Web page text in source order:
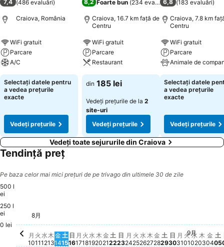
7,4 (486 evaluări)
Craiova, România
WiFi gratuit
Parcare
A/C
Selectați datele pentru
a vedea prețurile
exacte
Vedeți prețurile
8,2 Foarte bun (234 evaluări)
Craiova, 16.7 km faţă de
Centru
WiFi gratuit
Parcare
Restaurant
din 185 lei
Vedeți prețurile de la 2
site-uri
Vedeți prețurile
6,8 (183 evaluări)
Craiova, 7.8 km
Centru
WiFi gratuit
Parcare
Animale de
Selectați datele
a vedea prețurile
exacte
Vedeți prețurile
Vedeți toate sejururile din Craiova
Tendință preț
Pe baza celor mai mici prețuri de pe trivago din ultimele 30 de zile
500 l
ei
250 l
ei
0 lei
月, 8月 10
410 lei
8月
月
10
火, 8月 11
Nu există preț disponibil pentru această dată
火
11
水, 8月 12
Nu există preț disponibil pentru această dată
水
12
木, 8月 13
Nu există preț disponibil pentru această dată
木
13
金, 8月 14
Nu există preț disponibil pentru această
金
14
土
15
日
16
月
17
火, 8月 18
Nu există preț disponibil pentru
火
18
水, 8月 19
Nu există preț disponibil pentru
水
19
木, 8月 20
Nu există preț disponibil pentru
木
20
金, 8月 21
Nu există preț disponibil
金
21
土
22
日
23
月
24
火, 8月 25
Nu există preț
火
25
水, 8月 26
Nu există preț
水
26
木, 8月 27
Nu există preț
木
27
金, 8月 28
Nu există preț
金
28
土
29
日
30
月
31
火, 9月 01
Nu
9月
火
01
水, 9月
Nu
水
02
木, 9
Nu
木
03
金,
Nu
金
04
土
05